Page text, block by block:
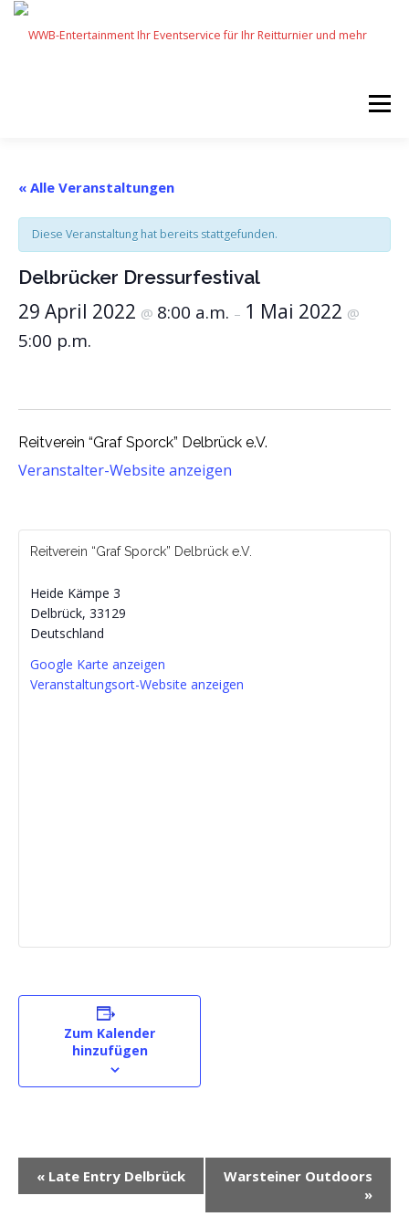
Zum
springen
Menü
UNSERE PARTNER IMPRESSUM
« Alle Veranstaltungen
Diese Veranstaltung hat bereits stattgefunden.
Delbrücker Dressurfestival
29 April 2022 @ 8:00 a.m. – 1 Mai 2022 @
5:00 p.m.
Reitverein “Graf Sporck” Delbrück e.V.
Veranstalter-Website anzeigen
Reitverein “Graf Sporck” Delbrück e.V.
Heide Kämpe 3
Delbrück, 33129
Deutschland
Google Karte anzeigen
Veranstaltungsort-Website anzeigen
Zum Kalender
hinzufügen
r
« Late Entry Delbrück
Warsteiner Outdoors
»